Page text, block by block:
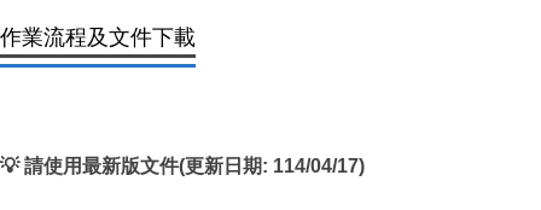
作業流程及文件下載
💡 請使用最新版文件(更新日期: 114/04/17)